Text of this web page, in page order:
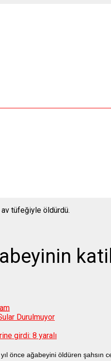
Durulmuyor
girdi: 8 yaralı
önce ağabeyini öldüren şahsın